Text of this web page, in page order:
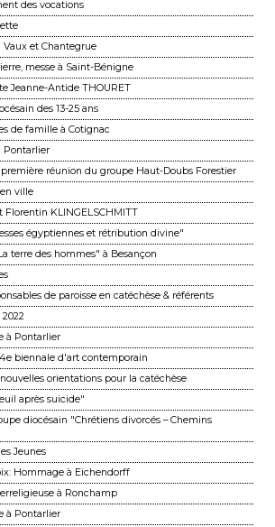
des vocations
Vaux et Chantegrue
messe à Saint-Bénigne
Jeanne-Antide THOURET
des 13-25 ans
de famille à Cotignac
Pontarlier
première réunion du groupe Haut-Doubs Forestier
ville
Florentin KLINGELSCHMITT
égyptiennes et rétribution divine"
terre des hommes" à Besançon
de paroisse en catéchèse & référents
à Pontarlier
biennale d'art contemporain
orientations pour la catéchèse
après suicide"
diocésain "Chrétiens divorcés – Chemins
Jeunes
Hommage à Eichendorff
à Ronchamp
à Pontarlier